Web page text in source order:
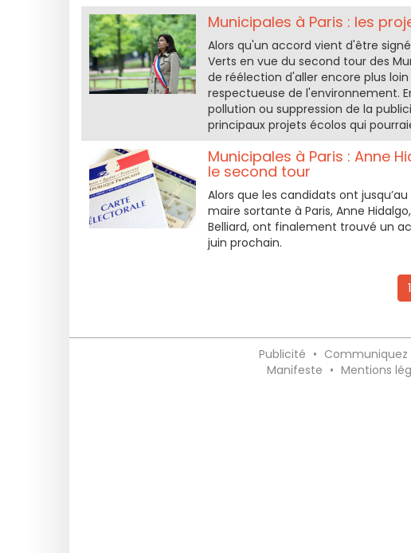
Municipales à Paris : les
Alors qu'un accord vient d'être
Verts en vue du second tour des
de réélection d'aller encore plus
respectueuse de l'environnement.
pollution ou suppression de la
principaux projets écolos qui
Municipales à Paris : Anne
le second tour
Alors que les candidats ont
maire sortante à Paris, Anne
Belliard, ont finalement trouvé un
juin prochain.
1
Publicité •
Manifeste • Mentions